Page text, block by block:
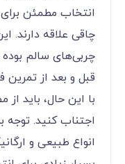
انتخاب مطمئن
چاقی علاقه دارند.
چربی‌های سالم بوده
قبل و بعد از
با این حال، باید
اجتناب کنید.
انواع طبیعی و